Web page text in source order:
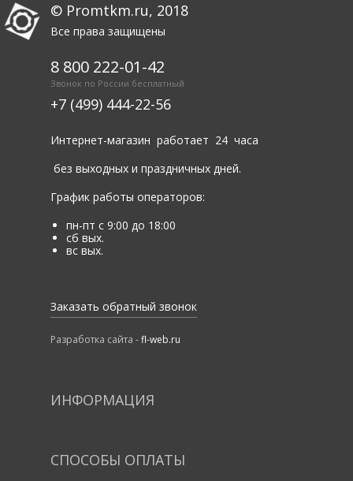
© Promtkm.ru, 2018
Все права защищены
8 800 222-01-42
Звонок по России бесплатный
+7 (499) 444-22-56
Интернет-магазин работает 24 часа
без выходных и праздничных дней.
График работы операторов:
пн-пт с 9:00 до 18:00
сб вых.
вс вых.
Заказать обратный звонок
Разработка сайта -fl-web.ru
ИНФОРМАЦИЯ
СПОСОБЫ ОПЛАТЫ